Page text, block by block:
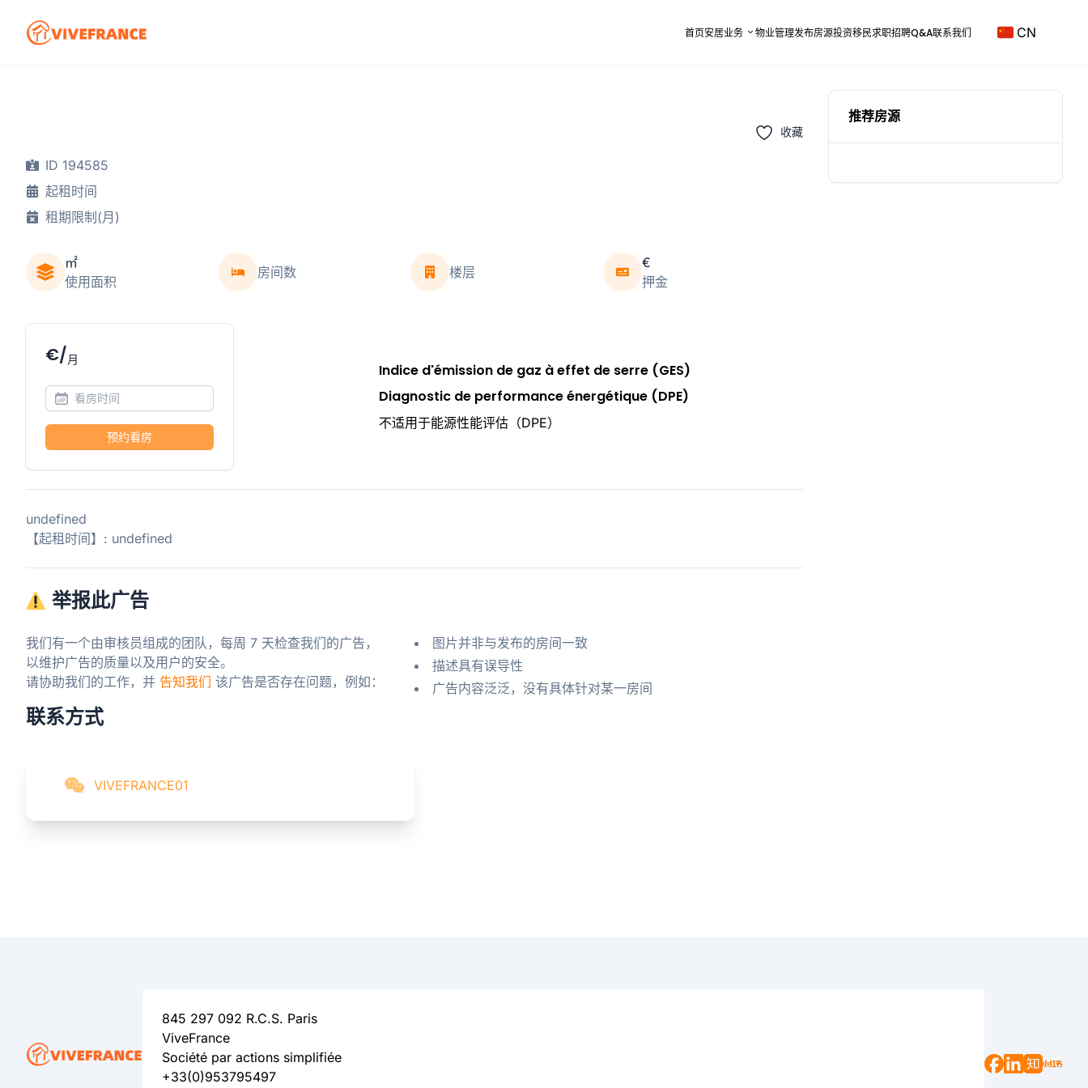
首页安居业务 物业管理发布房源投资移民求职招聘Q&A联系我们 CN
收藏
ID 194585
起租时间
租期限制(月)
㎡
使用面积
房间数 楼层
€
押金
€/月
预约看房
Indice d'émission de gaz à effet de serre (GES)
Diagnostic de performance énergétique (DPE)
不适用于能源性能评估（DPE）
undefined
【起租时间】: undefined
举报此广告
我们有一个由审核员组成的团队，每周 7 天检查我们的广告，
以维护广告的质量以及用户的安全。
请协助我们的工作，并 告知我们 该广告是否存在问题，例如：
图片并非与发布的房间一致
描述具有误导性
广告内容泛泛，没有具体针对某一房间
联系方式
VIVEFRANCE01
推荐房源
845 297 092 R.C.S. Paris
ViveFrance
Société par actions simplifiée
+33(0)953795497